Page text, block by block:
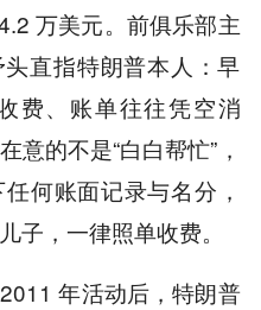
万美元。前俱乐部主
直指特朗普本人：早
费、账单往往凭空消
意的不是“白白帮忙”，
何账面记录与名分，
子，一律照单收费。
年活动后，特朗普